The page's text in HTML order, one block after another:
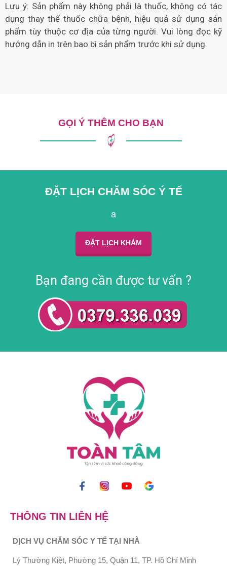
Lưu ý: Sản phẩm này không phải là thuốc, không có tác
dụng thay thế thuốc chữa bệnh, hiệu quả sử dụng sản
phẩm tùy thuộc cơ địa của từng người. Vui lòng đọc kỹ
hướng dẫn in trên bao bì sản phẩm trước khi sử dụng.
GỌI Ý THÊM CHO BẠN
ĐẶT LỊCH CHĂM SÓC Ý TẾ
a
ĐẶT LỊCH KHÁM
Bạn đang cần được tư vấn ?
THÔNG TIN LIÊN HỆ
DỊCH VỤ CHĂM SÓC Y TẾ TẠI NHÀ
Lý Thường Kiệt, Phường 15, Quận 11, TP. Hồ Chí Minh